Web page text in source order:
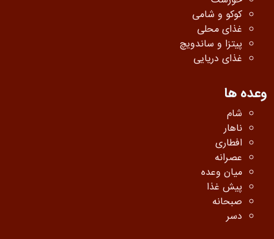
کوکو و شامی
غذای محلی
پیتزا و ساندویچ
غذای دریایی
وعده ها
شام
ناهار
افطاری
عصرانه
میان وعده
پیش غذا
صبحانه
دسر